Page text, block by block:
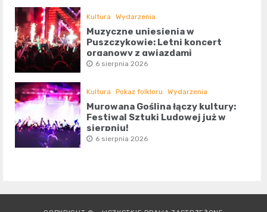
Kultura Wydarzenia
Muzyczne uniesienia w
Puszczykowie: Letni koncert
organowy z gwiazdami
6 sierpnia 2026
Kultura Pokaz folkloru Wydarzenia
Murowana Goślina łączy kultury:
Festiwal Sztuki Ludowej już w
sierpniu!
6 sierpnia 2026